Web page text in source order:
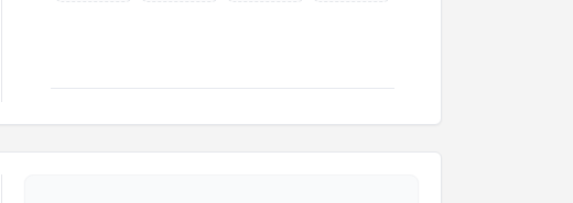
Randevu Takvimi Talebi
Dt. Selim Özsan